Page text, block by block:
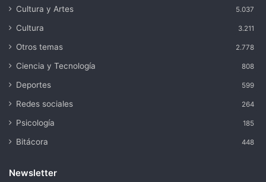
Cultura y Artes 5.037
Cultura 3.211
Otros temas 2.778
Ciencia y Tecnología 808
Deportes 599
Redes sociales 264
Psicología 185
Bitácora 448
Newsletter